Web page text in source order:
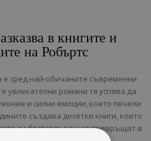
в книгите и
на Робъртс
е сред най-обичаните съвременни
увлекателни романи тя успява да
и силни емоции, което печели
създава десетки книги, които
за бестселъри и се превръщат в